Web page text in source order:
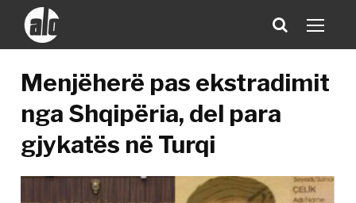
Menjëherë pas ekstradimit
nga Shqipëria, del para
gjykatës në Turqi